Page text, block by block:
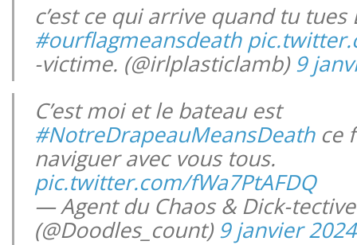
c’est ce qui arrive quand tu tues
#ourflagmeansdeath
-victime. (@irlplasticlamb)9
C’est moi et le bateau est
#NotreDrapeauMeansDeathce
naviguer avec vous tous.
pic.twitter.com/fWa7PtAFDQ
— Agent du Chaos & Dick-
(@Doodles_count)9 janvier 2024